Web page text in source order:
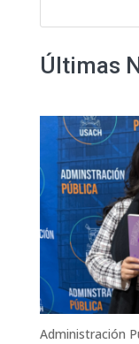
Últimas
Administración